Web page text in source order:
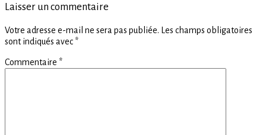
Laisser un commentaire
Votre adresse e-mail ne sera pas publiée.
Les champs obligatoires
sont indiqués avec *
Commentaire *